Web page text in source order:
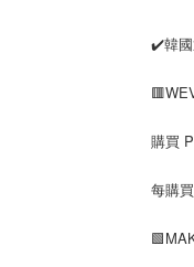
✔️韓國
購買
每購